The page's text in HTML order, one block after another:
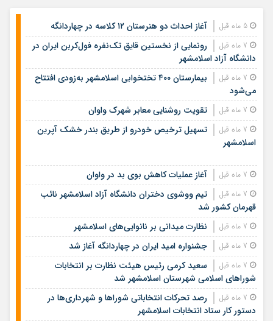
آغاز احداث دو هنرستان ۱۲ کلاسه در چهاردانگه
رونمایی از نخستین قایق تک‌نفره فول‌کربن ایران در
دانشگاه آزاد اسلامشهر
بیمارستان ۴۰۰ تختخوابی اسلامشهر به‌زودی افتتاح
می‌شود
تقویت روشنایی معابر شهرک واوان
تسهیل ترخیص خودرو از طریق بندر خشک آپرین
اسلامشهر
آغاز عملیات کاهش بوی بد در واوان
تیم ووشوی دختران دانشگاه آزاد اسلامشهر نائب
قهرمان کشور شد
نظارت میدانی بر نانوایی‌های اسلامشهر
جشنواره امید ایران در چهاردانگه آغاز شد
سعید کرمی رئیس هیئت نظارت بر انتخابات
شوراهای اسلامی شهرستان اسلامشهر شد
رصد تحرکات انتخاباتی شوراها و شهرداری‌ها در
دستور کار ستاد انتخابات اسلامشهر